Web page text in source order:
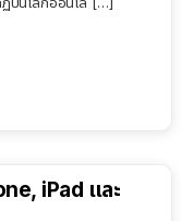
iPad และ